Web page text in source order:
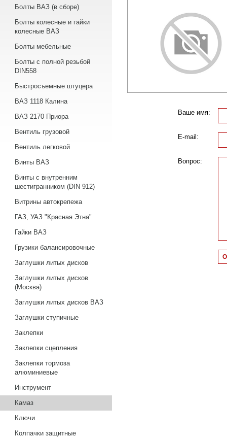
Болты ВАЗ (в сборе)
Болты колесные и гайки
колесные ВАЗ
Болты мебельные
Болты с полной резьбой
DIN558
Быстросъемные штуцера
ВАЗ 1118 Калина
ВАЗ 2170 Приора
Вентиль грузовой
Вентиль легковой
Винты ВАЗ
Винты с внутренним
шестигранником (DIN 912)
Витрины автокрепежа
ГАЗ, УАЗ "Красная Этна"
Гайки ВАЗ
Грузики балансировочные
Заглушки литых дисков
Заглушки литых дисков
(Москва)
Заглушки литых дисков ВАЗ
Заглушки ступичные
Заклепки
Заклепки сцепления
Заклепки тормоза
алюминиевые
Инструмент
Камаз
Ключи
Колпачки защитные
Ваше имя:
E-mail:
Вопрос: